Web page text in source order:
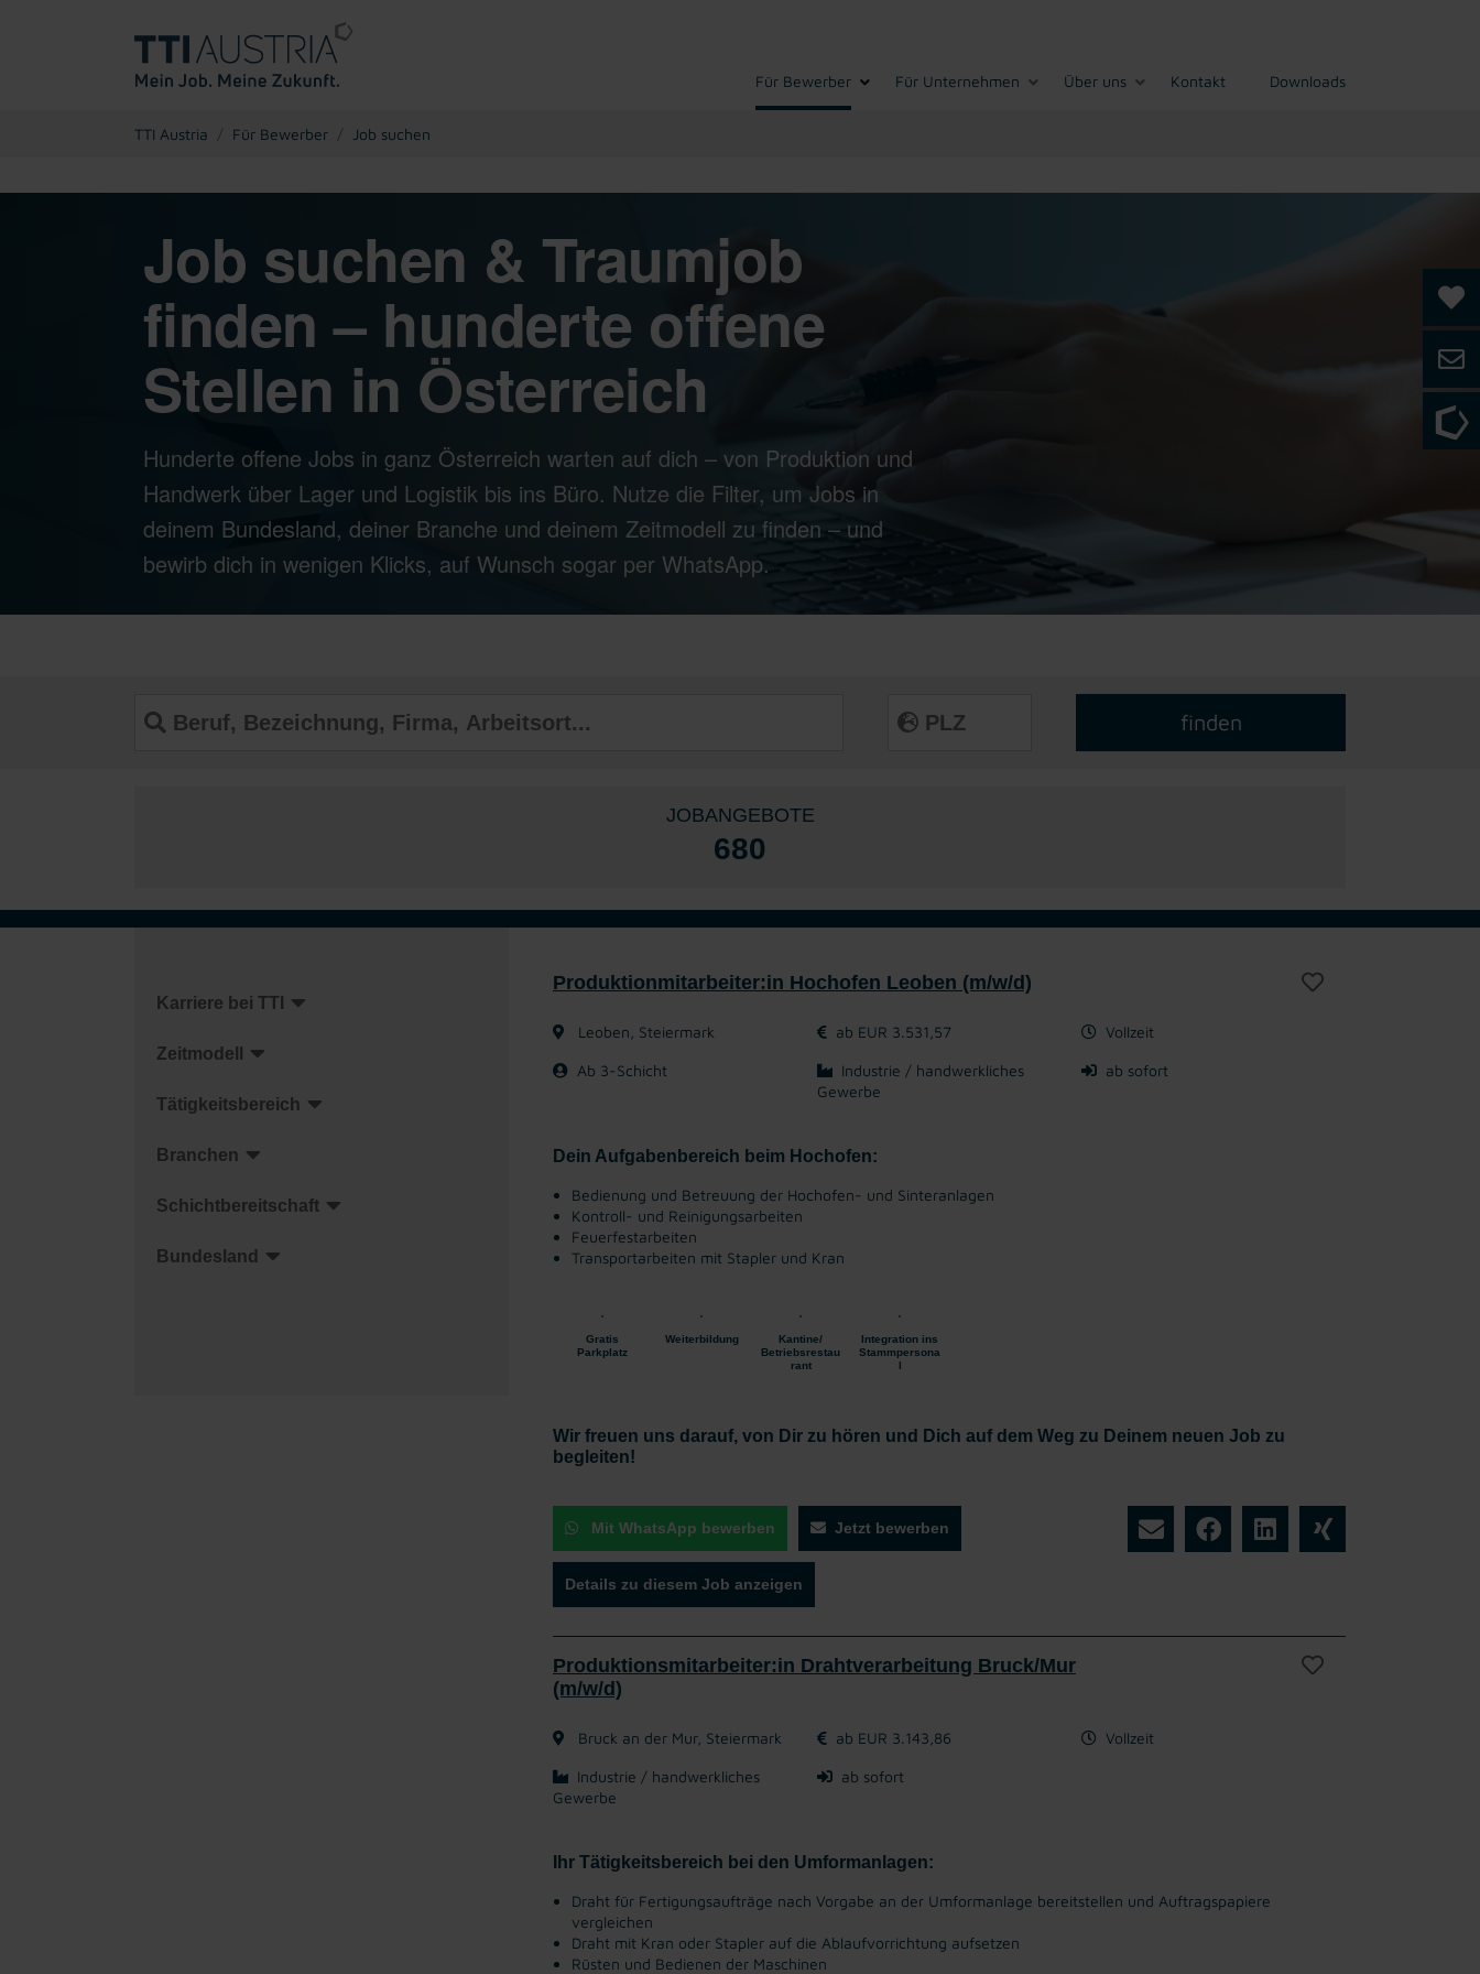
Für Bewerber Für Unternehmen Über uns Kontakt Downloads
TTI Austria Für Bewerber Job suchen
Job suchen & Traumjob
finden – hunderte offene
Stellen in Österreich
Hunderte offene Jobs in ganz Österreich warten auf dich – von Produktion und
Handwerk über Lager und Logistik bis ins Büro. Nutze die Filter, um Jobs in
deinem Bundesland, deiner Branche und deinem Zeitmodell zu finden – und
bewirb dich in wenigen Klicks, auf Wunsch sogar per WhatsApp.
JOBANGEBOTE
680
Karriere bei TTI
Zeitmodell
Tätigkeitsbereich
Branchen
Schichtbereitschaft
Bundesland
Produktionmitarbeiter:in Hochofen Leoben (m/w/d)
Leoben, Steiermark ab EUR 3.531,57 Vollzeit
Ab 3-Schicht
Industrie / handwerkliches
Gewerbe
ab sofort
Dein Aufgabenbereich beim Hochofen:
Bedienung und Betreuung der Hochofen- und Sinteranlagen
Kontroll- und Reinigungsarbeiten
Feuerfestarbeiten
Transportarbeiten mit Stapler und Kran
Gratis
Parkplatz
Weiterbildung
Kantine/
Betriebsrestau
rant
Integration ins
Stammpersona
l
Wir freuen uns darauf, von Dir zu hören und Dich auf dem Weg zu Deinem neuen Job zu
begleiten!
Mit WhatsApp bewerben Jetzt bewerben
Details zu diesem Job anzeigen
Produktionsmitarbeiter:in Drahtverarbeitung Bruck/Mur
(m/w/d)
Bruck an der Mur, Steiermark ab EUR 3.143,86 Vollzeit
Industrie / handwerkliches
Gewerbe
ab sofort
Ihr Tätigkeitsbereich bei den Umformanlagen:
Draht für Fertigungsaufträge nach Vorgabe an der Umformanlage bereitstellen und Auftragspapiere
vergleichen
Draht mit Kran oder Stapler auf die Ablaufvorrichtung aufsetzen
Rüsten und Bedienen der Maschinen